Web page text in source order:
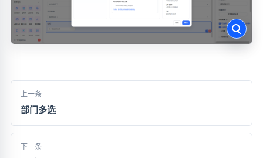
上一条
部门多选
下一条